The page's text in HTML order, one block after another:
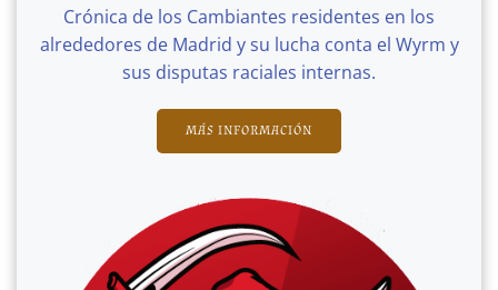
Crónica de los Cambiantes residentes en los
alrededores de Madrid y su lucha conta el Wyrm y
sus disputas raciales internas.
MÁS INFORMACIÓN